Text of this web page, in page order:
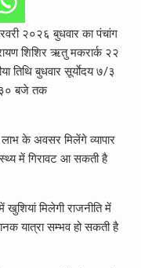
२०२६ बुधवार का पंचांग
शिशिर ऋतु मकरार्क २२
तिथि बुधवार सूर्याेदय ७/३
बजे तक
के अवसर मिलेंगे व्यापार
में गिरावट आ सकती है
खुशियां मिलेगी राजनीति में
यात्रा सम्भव हो सकती है